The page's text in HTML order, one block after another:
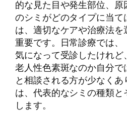
的な見た目や発生部位、
のシミがどのタイプに当て
は、適切なケアや治療法
重要です。日常診療では
気になって受診したけれ
老人性色素斑なのか自分で
と相談される方が少なく
は、代表的なシミの種類
します。